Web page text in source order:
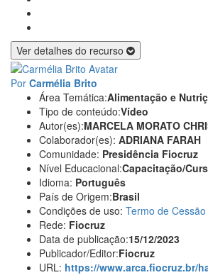
Ver detalhes do recurso
Por Carmélia Brito
Área Temática:Alimentação e
Tipo de conteúdo:Vídeo
Autor(es):MARCELA MORATO
Colaborador(es): ADRIANA FARAH
Comunidade: Presidência Fiocruz
Nível Educacional:Capacitação/
Idioma: Português
País de Origem:Brasil
Condições de uso: Termo de
Rede: Fiocruz
Data de publicação:15/12/2023
Publicador/Editor:Fiocruz
URL: https://www.arca.fiocruz.br/